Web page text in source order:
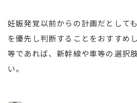
妊娠発覚以前からの計画だとして
を優先し判断することをおすすめ
等であれば、新幹線や車等の選択
い。